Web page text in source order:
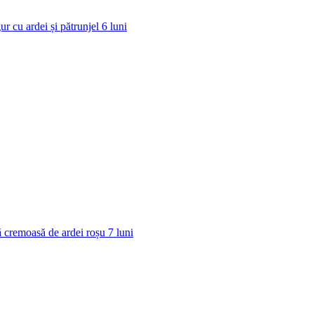
cu ardei și pătrunjel 6 luni
cremoasă de ardei roșu 7 luni